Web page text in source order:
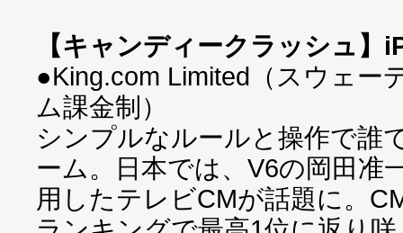
【キャンディークラッシュ
●King.com Limited（スウェー
ム課金制）
シンプルなルールと操作で誰
ーム。日本では、V6の岡田准
用したテレビCMが話題に。